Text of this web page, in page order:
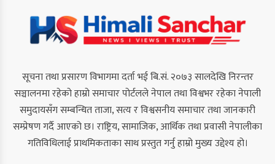
सूचना तथा प्रसारण विभागमा दर्ता भई बि.सं. २०७३ सालदेखि निरन्तर
सञ्चालनमा रहेको हाम्रो समाचार पोर्टलले नेपाल तथा विश्वभर रहेका नेपाली
समुदायसँग सम्बन्धित ताजा, सत्य र विश्वसनीय समाचार तथा जानकारी
सम्प्रेषण गर्दै आएको छ। राष्ट्रिय, सामाजिक, आर्थिक तथा प्रवासी नेपालीका
गतिविधिलाई प्राथमिकताका साथ प्रस्तुत गर्नु हाम्रो मुख्य उद्देश्य हो।